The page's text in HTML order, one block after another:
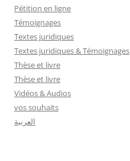
Pétition en ligne
Témoignages
Textes juridiques
Textes juridiques & Témoignages
Thèse et livre
Thèse et livre
Vidéos & Audios
vos souhaits
العربية